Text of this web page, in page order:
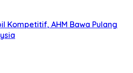
Kompetitif, AHM Bawa Pulang